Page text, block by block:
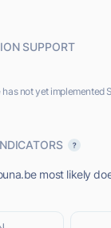
SUPPORT
not yet implemented
most likely